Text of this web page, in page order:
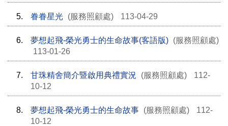
5. 眷眷星光 (服務照顧處) 113-04-29
6. 夢想起飛-榮光勇士的生命故事(客語版) (服務照顧處)
113-01-26
7. 甘珠精舍簡介暨啟用典禮實況 (服務照顧處)
112-
10-12
8. 夢想起飛-榮光勇士的生命故事 (服務照顧處)
112-
10-12